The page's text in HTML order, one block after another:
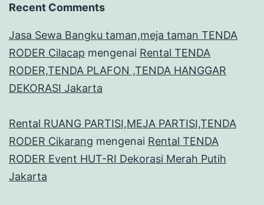
Recent Comments
Jasa Sewa Bangku taman,meja taman TENDA
RODER Cilacap mengenai Rental TENDA
RODER,TENDA PLAFON ,TENDA HANGGAR
DEKORASI Jakarta
Rental RUANG PARTISI,MEJA PARTISI,TENDA
RODER Cikarang mengenai Rental TENDA
RODER Event HUT-RI Dekorasi Merah Putih
Jakarta